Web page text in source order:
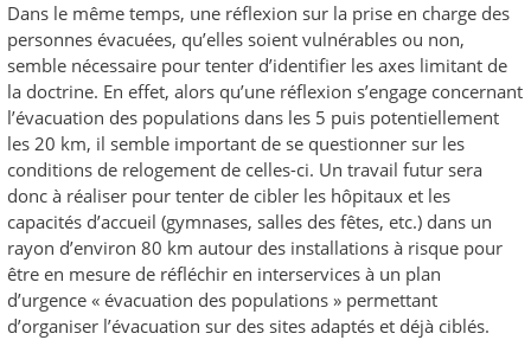
Dans le même temps, une réflexion sur la prise en charge des
personnes évacuées, qu’elles soient vulnérables ou non,
semble nécessaire pour tenter d’identifier les axes limitant de
la doctrine. En effet, alors qu’une réflexion s’engage concernant
l’évacuation des populations dans les 5 puis potentiellement
les 20 km, il semble important de se questionner sur les
conditions de relogement de celles-ci. Un travail futur sera
donc à réaliser pour tenter de cibler les hôpitaux et les
capacités d’accueil (gymnases, salles des fêtes, etc.) dans un
rayon d’environ 80 km autour des installations à risque pour
être en mesure de réfléchir en interservices à un plan
d’urgence « évacuation des populations » permettant
d’organiser l’évacuation sur des sites adaptés et déjà ciblés.